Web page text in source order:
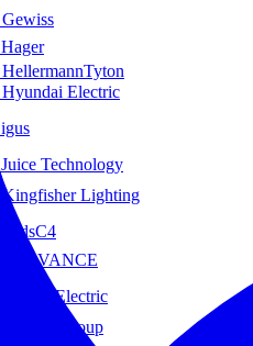
Gewiss
Hager
HellermannTyton
Hyundai Electric
igus
Juice Technology
Kingfisher Lighting
LedsC4
LEDVANCE
Lovato Electric
Luceco Group